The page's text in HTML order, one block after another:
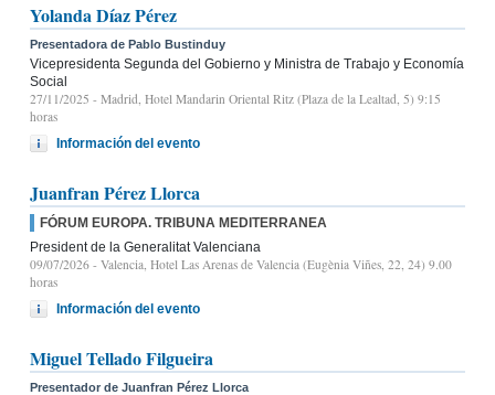
Yolanda Díaz Pérez
Presentadora de Pablo Bustinduy
Vicepresidenta Segunda del Gobierno y Ministra de Trabajo y Economía
Social
27/11/2025 - Madrid, Hotel Mandarin Oriental Ritz (Plaza de la Lealtad, 5) 9:15
horas
Información del evento
Juanfran Pérez Llorca
FÓRUM EUROPA. TRIBUNA MEDITERRANEA
President de la Generalitat Valenciana
09/07/2026 - Valencia, Hotel Las Arenas de Valencia (Eugènia Viñes, 22, 24) 9.00
horas
Información del evento
Miguel Tellado Filgueira
Presentador de Juanfran Pérez Llorca